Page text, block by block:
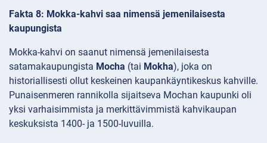
Fakta 8: Mokka-kahvi saa nimensä jemenilaisesta
kaupungista
Mokka-kahvi on saanut nimensä jemenilaisesta
satamakaupungista Mocha (tai Mokha), joka on
historiallisesti ollut keskeinen kaupankäyntikeskus kahville.
Punaisenmeren rannikolla sijaitseva Mochan kaupunki oli
yksi varhaisimmista ja merkittävimmistä kahvikaupan
keskuksista 1400- ja 1500-luvuilla.